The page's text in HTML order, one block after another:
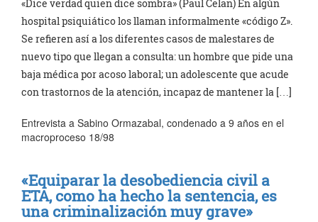
«Dice verdad quien dice sombra» (Paul Celan) En algún
hospital psiquiático los llaman informalmente «código Z».
Se refieren así a los diferentes casos de malestares de
nuevo tipo que llegan a consulta: un hombre que pide una
baja médica por acoso laboral; un adolescente que acude
con trastornos de la atención, incapaz de mantener la […]
Entrevista a Sabino Ormazabal, condenado a 9 años en el
macroproceso 18/98
«Equiparar la desobediencia civil a
ETA, como ha hecho la sentencia, es
una criminalización muy grave»